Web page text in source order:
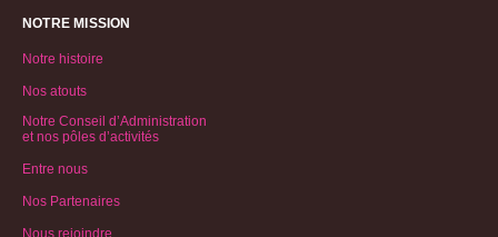
NOTRE MISSION
Notre histoire
Nos atouts
Notre Conseil d’Administration
et nos pôles d’activités
Entre nous
Nos Partenaires